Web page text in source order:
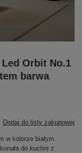
Orbit No.1
barwa
Dodaj do listy zakupowej
w kolorze białym.
do kuchni z